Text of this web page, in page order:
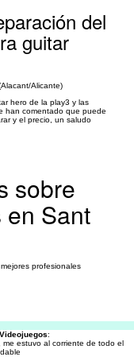
del
guitar
Alicante)
hero de la play3 y las
han comentado que puede
y el precio, un saludo
sobre
Sant
profesionales
:
estuvo al corriente de todo el